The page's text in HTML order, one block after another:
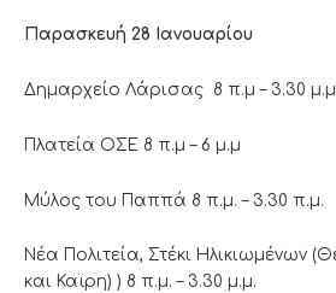
Παρασκευή 28 Ιανουαρίου
Δημαρχείο Λάρισας 8 π.μ – 3.30 μ.μ
Πλατεία ΟΣΕ 8 π.μ – 6 μ.μ
Μύλος του Παππά 8 π.μ. – 3.30 π.μ.
Νέα Πολιτεία, Στέκι Ηλικιωμένων
και Καϊρη) ) 8 π.μ. – 3.30 μ.μ.